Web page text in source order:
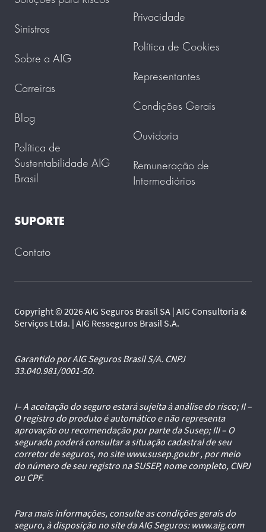
Sinistros
Sobre a AIG
Carreiras
Blog
Política de
Sustentabilidade AIG
Brasil
Privacidade
Política de Cookies
Representantes
Condições Gerais
Ouvidoria
Remuneração de
Intermediários
SUPORTE
Contato
Copyright © 2026 AIG Seguros Brasil SA | AIG Consultoria &
Serviços Ltda. | AIG Resseguros Brasil S.A.
Garantido por AIG Seguros Brasil S/A. CNPJ
33.040.981/0001-50.
I– A aceitação do seguro estará sujeita à análise do risco; II –
O registro do produto é automático e não representa
aprovação ou recomendação por parte da Susep; III – O
segurado poderá consultar a situação cadastral de seu
corretor de seguros, no site www.susep.gov.br , por meio
do número de seu registro na SUSEP, nome completo, CNPJ
ou CPF.
Para mais informações, consulte as condições gerais do
seguro, à disposição no site da AIG Seguros: www.aig.com